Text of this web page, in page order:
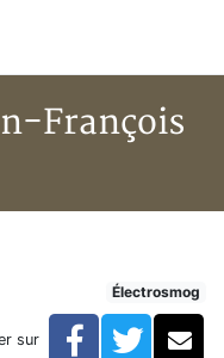
François
François
Électrosmog
sur Facebook